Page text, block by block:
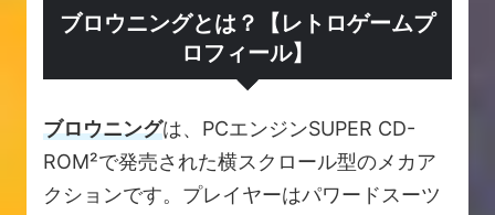
ブロウニングとは？【レトロゲームプ
ロフィール】
ブロウニングは、PCエンジンSUPER CD-
ROM²で発売された横スクロール型のメカア
クションです。プレイヤーはパワードスーツ